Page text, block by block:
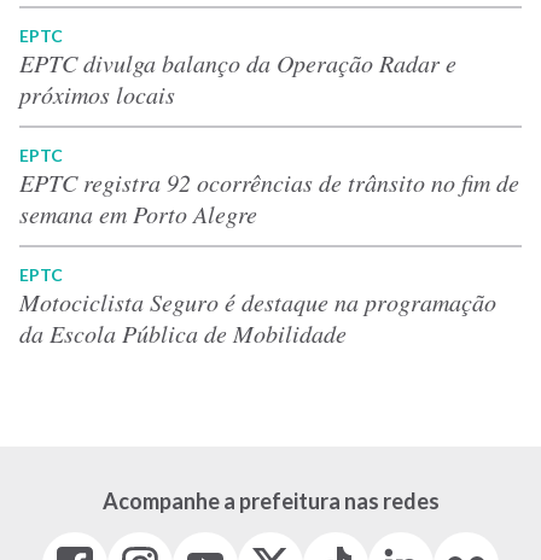
EPTC
EPTC divulga balanço da Operação Radar e
próximos locais
EPTC
EPTC registra 92 ocorrências de trânsito no fim de
semana em Porto Alegre
EPTC
Motociclista Seguro é destaque na programação
da Escola Pública de Mobilidade
Acompanhe a prefeitura nas redes
FacebookInstagram
Tiktok
LinkedIn